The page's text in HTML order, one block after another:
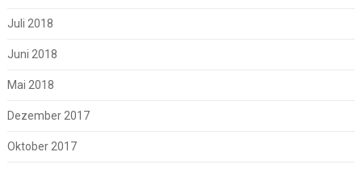
Juli 2018
Juni 2018
Mai 2018
Dezember 2017
Oktober 2017